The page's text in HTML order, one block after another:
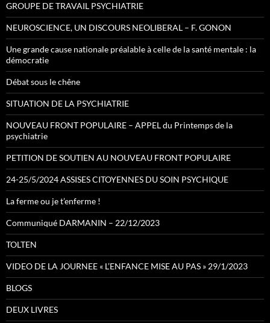
GROUPE DE TRAVAIL PSYCHIATRIE
NEUROSCIENCE, UN DISCOURS NEOLIBERAL – F. GONON
Une grande cause nationale préalable à celle de la santé mentale : la
démocratie
Débat sous le chêne
SITUATION DE LA PSYCHIATRIE
NOUVEAU FRONT POPULAIRE – APPEL du Printemps de la
psychiatrie
PETITION DE SOUTIEN AU NOUVEAU FRONT POPULAIRE
24-25/5/2024 ASSISES CITOYENNES DU SOIN PSYCHIQUE
La ferme ou je t’enferme !
Communiqué DARMANIN – 22/12/2023
TOLTEN
VIDEO DE LA JOURNEE « L’ENFANCE MISE AU PAS » 29/1/2023
BLOGS
DEUX LIVRES